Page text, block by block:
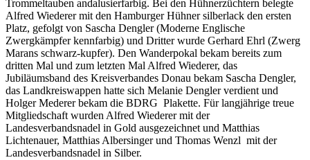
Trommeltauben andalusierfarbig. Bei den Hühnerzüchtern belegte
Alfred Wiederer mit den Hamburger Hühner silberlack den ersten
Platz, gefolgt von Sascha Dengler (Moderne Englische
Zwergkämpfer kennfarbig) und Dritter wurde Gerhard Ehrl (Zwerg
Marans schwarz-kupfer). Den Wanderpokal bekam bereits zum
dritten Mal und zum letzten Mal Alfred Wiederer, das
Jubiläumsband des Kreisverbandes Donau bekam Sascha Dengler,
das Landkreiswappen hatte sich Melanie Dengler verdient und
Holger Mederer bekam die BDRG Plakette. Für langjährige treue
Mitgliedschaft wurden Alfred Wiederer mit der
Landesverbandsnadel in Gold ausgezeichnet und Matthias
Lichtenauer, Matthias Albersinger und Thomas Wenzl mit der
Landesverbandsnadel in Silber.